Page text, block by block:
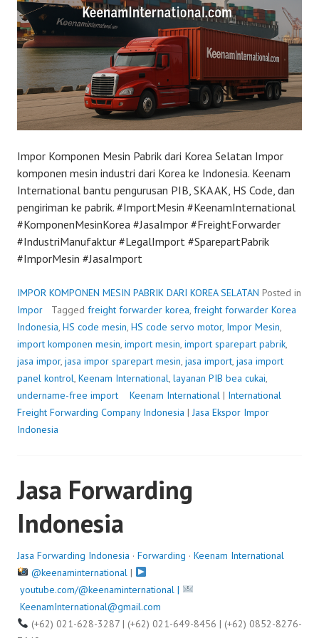
Impor Komponen Mesin Pabrik dari Korea Selatan Impor
komponen mesin industri dari Korea ke Indonesia. Keenam
International bantu pengurusan PIB, SKA AK, HS Code, dan
pengiriman ke pabrik. #ImportMesin #KeenamInternational
#KomponenMesinKorea #JasaImpor #FreightForwarder
#IndustriManufaktur #LegalImport #SparepartPabrik
#ImporMesin #JasaImport
IMPOR KOMPONEN MESIN PABRIK DARI KOREA SELATAN Posted in
Impor
Tagged freight forwarder korea, freight forwarder Korea
Indonesia, HS code mesin, HS code servo motor, Impor Mesin,
import komponen mesin, import mesin, import sparepart pabrik,
jasa impor, jasa impor sparepart mesin, jasa import, jasa import
panel kontrol, Keenam International, layanan PIB bea cukai,
undername-free import
P
o
o
l
0
Keenam International | International
Freight Forwarding Company Indonesia |Jasa Ekspor Impor
Indonesia
Jasa Forwarding
Indonesia
Jasa Forwarding Indonesia · Forwarding · Keenam International
@keenaminternational|
youtube.com/@keenaminternational |
KeenamInternational@gmail.com
(+62) 021-628-3287 | (+62) 021-649-8456 | (+62) 0852-8276-